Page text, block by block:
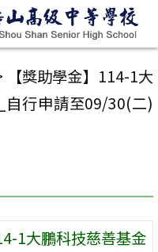
【獎助學金】114-1大
自行申請至09/30(二)
1大鵬科技慈善基金